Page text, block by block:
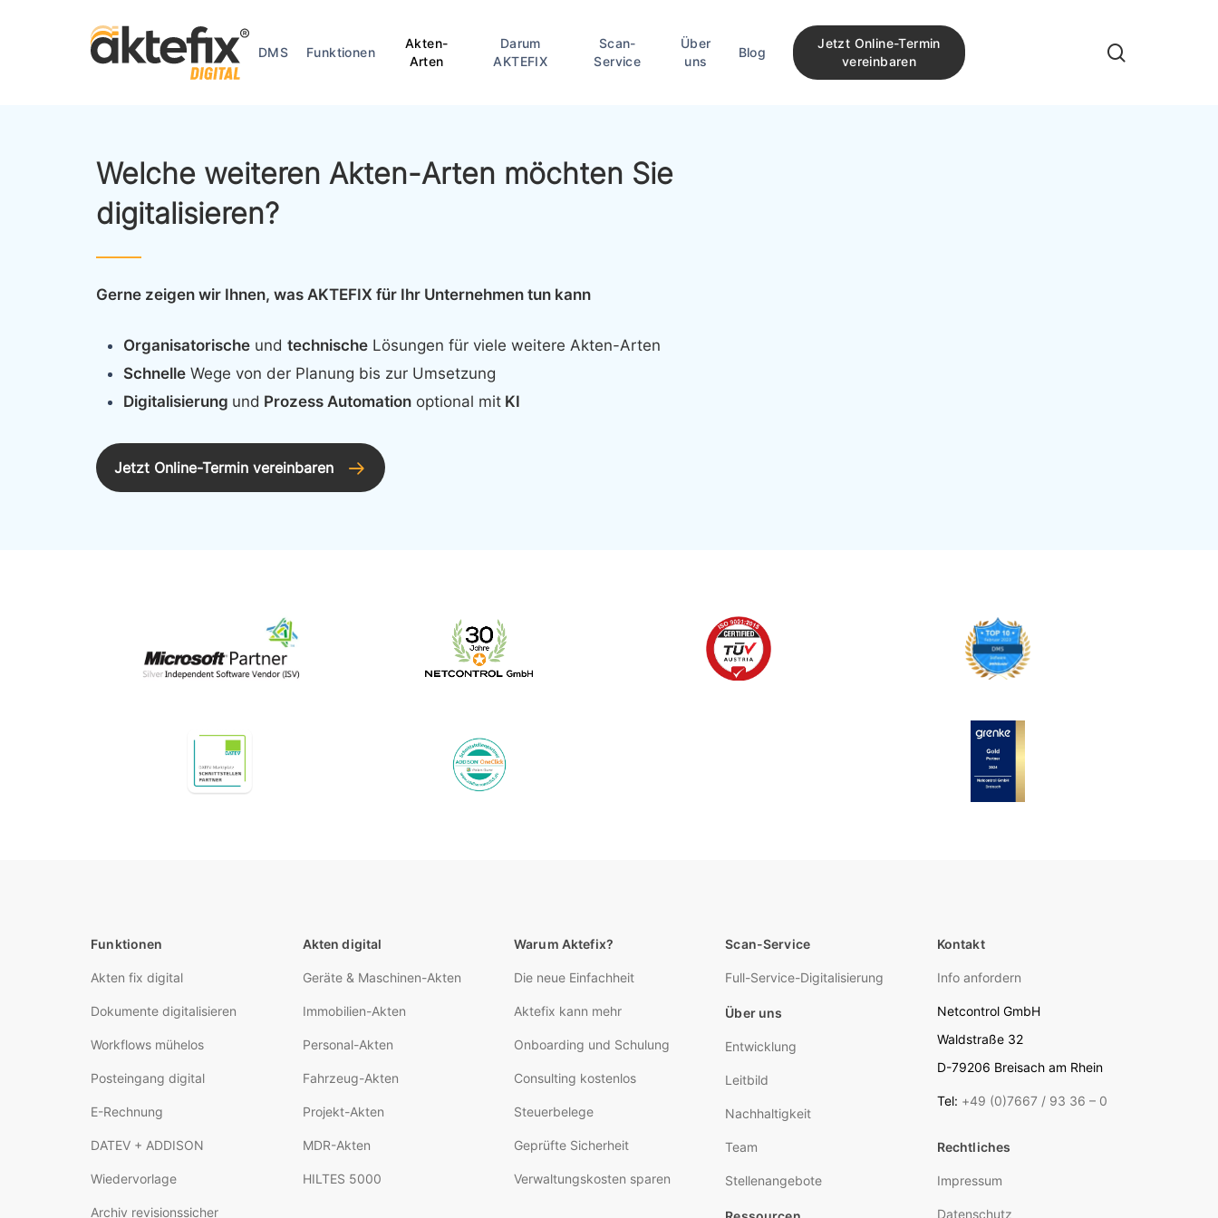
DMS Funktionen
Akten-
Arten
Darum
AKTEFIX
Scan-
Service
Über
uns
Blog
Jetzt Online-Termin
vereinbaren
Welche weiteren Akten-Arten möchten Sie
digitalisieren?
Gerne zeigen wir Ihnen, was AKTEFIX für Ihr Unternehmen tun kann
Organisatorischeund technischeLösungen für viele weitere Akten-Arten
SchnelleWege von der Planung bis zur Umsetzung
Digitalisierung und Prozess Automationoptional mitKI
Jetzt Online-Termin vereinbaren
Funktionen
Akten fix digital
Dokumente digitalisieren
Workflows mühelos
Posteingang digital
E-Rechnung
DATEV + ADDISON
Wiedervorlage
Archiv revisionssicher
Akten digital
Geräte & Maschinen-Akten
Immobilien-Akten
Personal-Akten
Fahrzeug-Akten
Projekt-Akten
MDR-Akten
HILTES 5000
Warum Aktefix?
Die neue Einfachheit
Aktefix kann mehr
Onboarding und Schulung
Consulting kostenlos
Steuerbelege
Geprüfte Sicherheit
Verwaltungskosten sparen
Scan-Service
Full-Service-Digitalisierung
Über uns
Entwicklung
Leitbild
Nachhaltigkeit
Team
Stellenangebote
Kontakt
Info anfordern
Netcontrol GmbH
Waldstraße 32
D-79206 Breisach am Rhein
Tel: +49 (0)7667 / 93 36 – 0
Rechtliches
Impressum
Datenschutz